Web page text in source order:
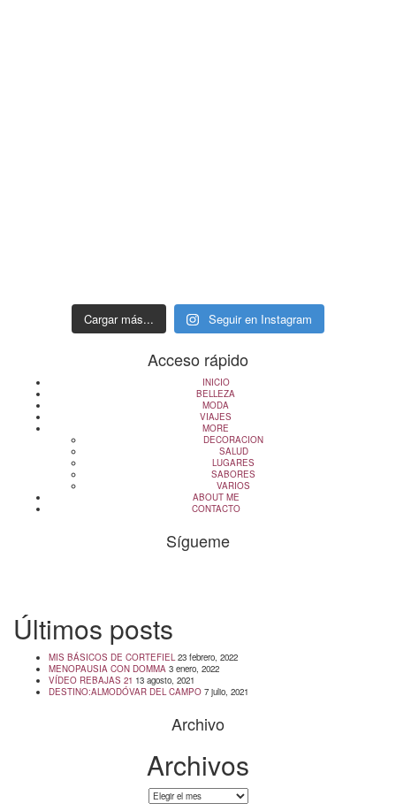
Cargar más... Seguir en Instagram
Acceso rápido
INICIO
BELLEZA
MODA
VIAJES
MORE
DECORACION
SALUD
LUGARES
SABORES
VARIOS
ABOUT ME
CONTACTO
Sígueme
Últimos posts
MIS BÁSICOS DE CORTEFIEL 23 febrero, 2022
MENOPAUSIA CON DOMMA 3 enero, 2022
VÍDEO REBAJAS 21 13 agosto, 2021
DESTINO:ALMODÓVAR DEL CAMPO 7 julio, 2021
Archivo
Archivos
Archivos